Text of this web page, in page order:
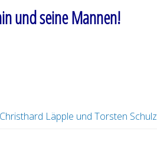
und seine Mannen!
Läpple und Torsten Schulz